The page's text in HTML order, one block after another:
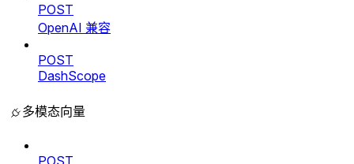
POST
OpenAI 兼容
POST
DashScope
多模态向量
POST